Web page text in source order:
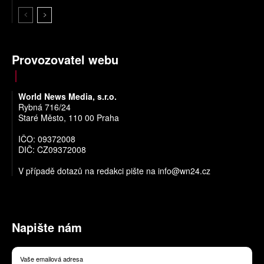
Provozovatel webu
World News Media, s.r.o.
Rybná 716/24
Staré Město, 110 00 Praha
IČO: 09372008
DIČ: CZ09372008
V případě dotazů na redakci pište na info@wn24.cz
Napište nám